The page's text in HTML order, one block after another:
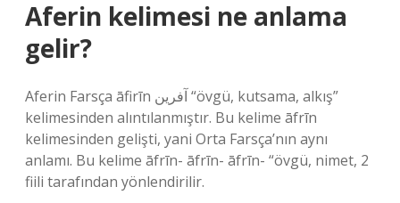
Aferin kelimesi ne anlama
gelir?
Aferin Farsça āfirīn آفرین “övgü, kutsama, alkış”
kelimesinden alıntılanmıştır. Bu kelime āfrīn
kelimesinden gelişti, yani Orta Farsça’nın aynı
anlamı. Bu kelime āfrīn- āfrīn- āfrīn- “övgü, nimet, 2
fiili tarafından yönlendirilir.